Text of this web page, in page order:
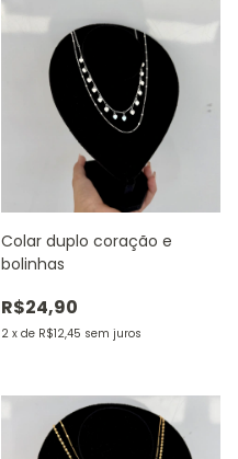
Colar duplo coração e
bolinhas
R$24,90
2 x de R$12,45 sem juros